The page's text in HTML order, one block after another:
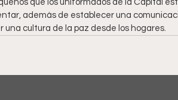
que los uniformados de la Capital
además de establecer una
cultura de la paz desde los hogares.